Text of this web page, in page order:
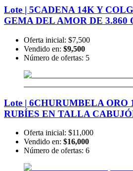
Lote | 5CADENA 14K Y
GEMA DEL AMOR DE 3.860
Oferta inicial: $7,500
Vendido en: $9,500
Número de ofertas: 5
Lote | 6CHURUMBELA ORO
RUBÍES EN TALLA
Oferta inicial: $11,000
Vendido en: $16,000
Número de ofertas: 6